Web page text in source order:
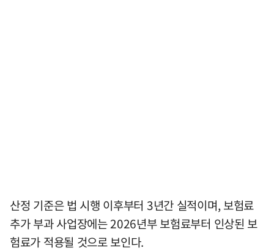
산정 기준은 법 시행 이후부터 3년간 실적이며, 보험료
추가 부과 사업장에는 2026년부 보험료부터 인상된 보
험료가 적용될 것으로 보인다.